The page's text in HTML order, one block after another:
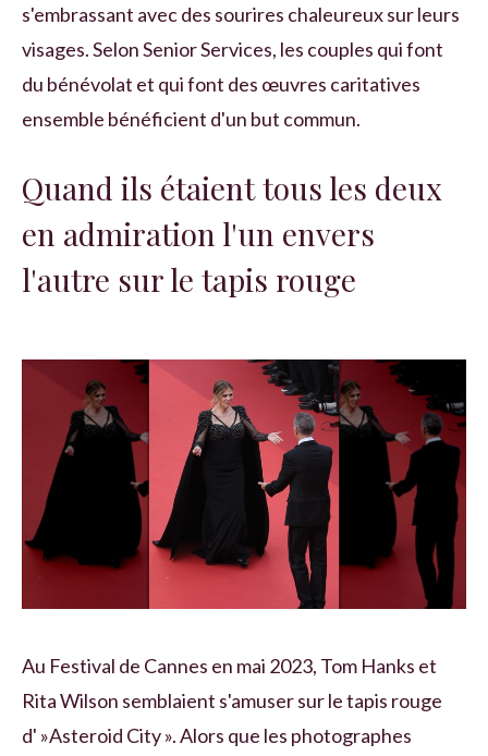
s'embrassant avec des sourires chaleureux sur leurs
visages. Selon Senior Services, les couples qui font
du bénévolat et qui font des œuvres caritatives
ensemble bénéficient d'un but commun.
Quand ils étaient tous les deux
en admiration l'un envers
l'autre sur le tapis rouge
Au Festival de Cannes en mai 2023, Tom Hanks et
Rita Wilson semblaient s'amuser sur le tapis rouge
d' »Asteroid City ». Alors que les photographes